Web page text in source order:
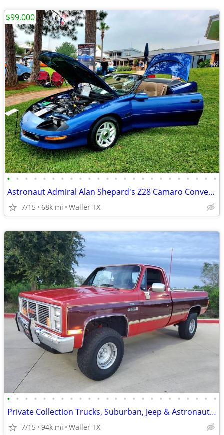
• • • • • • • • • • • • • • • • • • • • • • • •
Astronaut Admiral Alan Shepard's Z28 Camaro Convertible
7/15 68k mi Waller TX
$99,000
• • • • • • • • • • • • • • • • • • • • • • • •
Private Collection Trucks, Suburban, Jeep & Astronaut Car Sale
7/15 94k mi Waller TX